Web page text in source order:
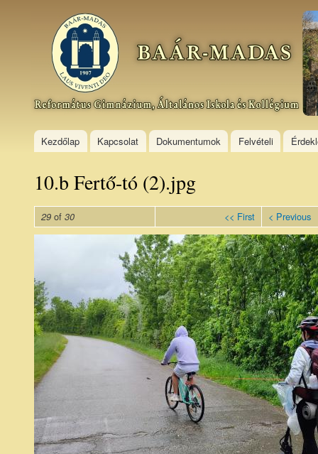
Baár–
Madas
Református
Gimnázium,
Általános
Kollégium
Kezdőlap Kapcsolat Dokumentumok Felvételi
10.b Fertő-tó (2).jpg
29 of 30 << First < Previous
Fertő-
tó
(2).jpg